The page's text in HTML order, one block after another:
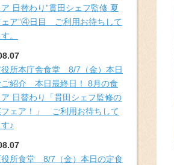
日替わり”貫田シェフ監修 夏
ェア”④日目 ご利用お待ちして
。
役所本庁舎食堂 8/7（金）本日
ご紹介 本日最終日！ 8月の食
日替わり「貫田シェフ監修の
フェア！」 ご利用お待ちして
♪
役所食堂 8/7（金）本日の定食